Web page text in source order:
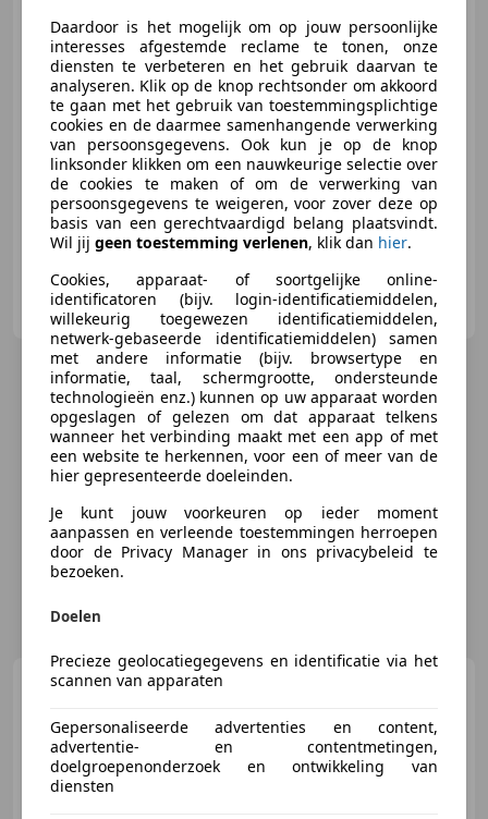
Bespoke | Pan.dak |
€ 749.950 1
02/2026 5.095 km Benzine 421 kW (572 PK)
3B Exclusief B.V.
NL-3034 KE ROTTERDAM
Daardoor is het mogelijk om op jouw persoonlijke
interesses afgestemde reclame te tonen, onze
diensten te verbeteren en het gebruik daarvan te
analyseren. Klik op de knop rechtsonder om akkoord
te gaan met het gebruik van toestemmingsplichtige
cookies en de daarmee samenhangende verwerking
van persoonsgegevens. Ook kun je op de knop
linksonder klikken om een nauwkeurige selectie over
de cookies te maken of om de verwerking van
persoonsgegevens te weigeren, voor zover deze op
basis van een gerechtvaardigd belang plaatsvindt.
Wil jij geen toestemming verlenen, klik dan hier.
Cookies, apparaat- of soortgelijke online-
identificatoren (bijv. login-identificatiemiddelen,
willekeurig toegewezen identificatiemiddelen,
netwerk-gebaseerde identificatiemiddelen) samen
met andere informatie (bijv. browsertype en
informatie, taal, schermgrootte, ondersteunde
technologieën enz.) kunnen op uw apparaat worden
opgeslagen of gelezen om dat apparaat telkens
wanneer het verbinding maakt met een app of met
een website te herkennen, voor een of meer van de
hier gepresenteerde doeleinden.
Je kunt jouw voorkeuren op ieder moment
aanpassen en verleende toestemmingen herroepen
door de Privacy Manager in ons privacybeleid te
bezoeken.
Doelen
Precieze geolocatiegegevens en identificatie via het
scannen van apparaten
Gepersonaliseerde advertenties en content,
advertentie- en contentmetingen,
doelgroepenonderzoek en ontwikkeling van
diensten